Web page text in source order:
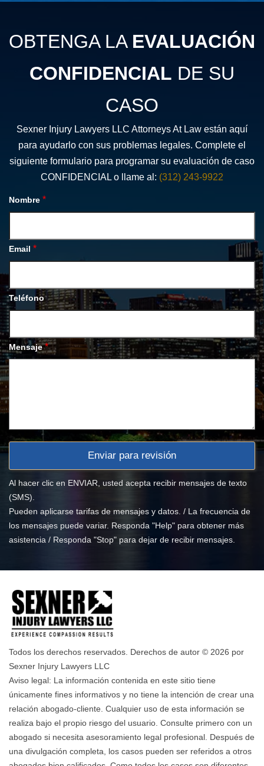
OBTENGA LA EVALUACIÓN
CONFIDENCIAL DE SU
CASO
Sexner Injury Lawyers LLC Attorneys At Law están aquí
para ayudarlo con sus problemas legales. Complete el
siguiente formulario para programar su evaluación de caso
CONFIDENCIAL o llame al: (312) 243-9922
Nombre *
Email *
Teléfono
Mensaje *
Al hacer clic en ENVIAR, usted acepta recibir mensajes de texto
(SMS).
Pueden aplicarse tarifas de mensajes y datos. / La frecuencia de
los mensajes puede variar. Responda "Help" para obtener más
asistencia / Responda "Stop" para dejar de recibir mensajes.
Todos los derechos reservados. Derechos de autor © 2026 por
Sexner Injury Lawyers LLC
Aviso legal: La información contenida en este sitio tiene
únicamente fines informativos y no tiene la intención de crear una
relación abogado-cliente. Cualquier uso de esta información se
realiza bajo el propio riesgo del usuario. Consulte primero con un
abogado si necesita asesoramiento legal profesional. Después de
una divulgación completa, los casos pueden ser referidos a otros